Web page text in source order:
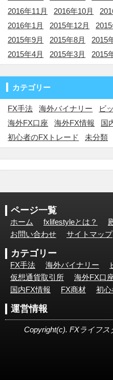
2016年11月
2016年10月
2016年1月
2015年12月
2015年9月
2015年8月 2015
2015年4月
2015年3月 2015
カテゴリー
FX手法 海外バイナリー ビ
海外FX口座
海外FX情報 国
初心者のFXトレード
未分類
ページ一覧
ホーム fxlifestyleとは？
お問い合わせ
サイトマップ
カテゴリー
FX手法 海外バイナリー
仮想通貨取引所
海外FX口
国内FX情報
FX商材 初心
運営情報
Copyright(c). FXライフス